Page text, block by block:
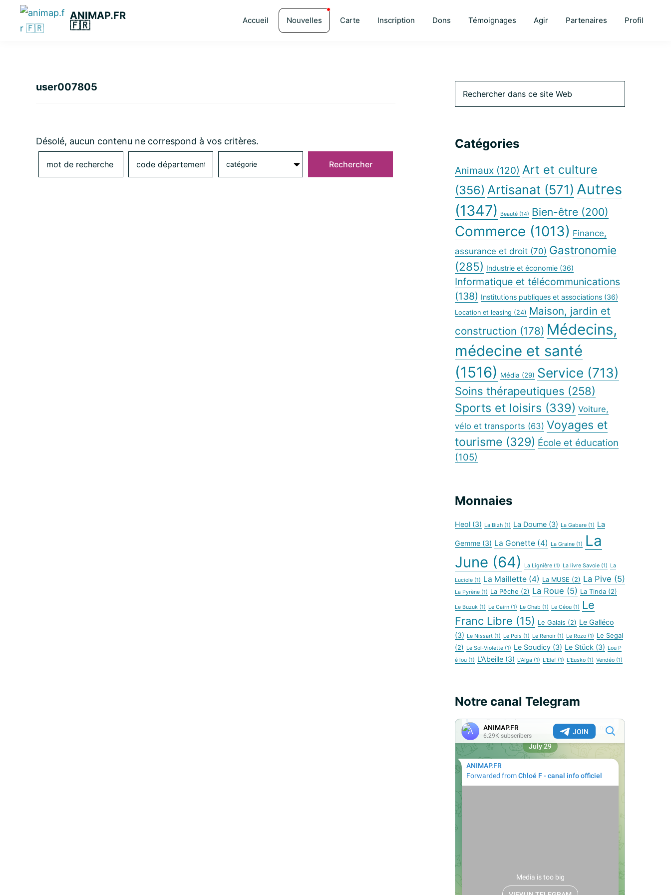
Passer
Passer
Passer
principale
ANIMAP.FR
🇫🇷
Accueil Nouvelles Carte Inscription Dons Témoignages Agir Partenaires Profil
user007805
Désolé, aucun contenu ne correspond à vos critères.
Barre
principale
dans
Catégories
Animaux (120) Art et culture
(356) Artisanat (571) Autres
(1347)
Beauté (14) Bien-être (200)
Commerce (1013) Finance,
assurance et droit (70) Gastronomie
(285) Industrie et économie (36)
Informatique et télécommunications
(138) Institutions publiques et associations (36)
Location et leasing (24) Maison, jardin et
construction (178) Médecins,
médecine et santé
(1516) Média (29) Service (713)
Soins thérapeutiques (258)
Sports et loisirs (339) Voiture,
vélo et transports (63) Voyages et
tourisme (329) École et éducation
(105)
Monnaies
Heol (3) La Bizh (1) La Doume (3) La Gabare (1) La
Gemme (3) La Gonette (4) La Graine (1)
La
June (64) La Lignière (1) La livre Savoie (1) La
Luciole (1) La Maillette (4) La MUSE (2) La Pive (5)
La Pyrène (1) La Pêche (2) La Roue (5) La Tinda (2)
Le Buzuk (1) Le Cairn (1) Le Chab (1) Le Céou (1)
Le
Franc Libre (15) Le Galais (2) Le Galléco
(3) Le Nissart (1) Le Pois (1) Le Renoir (1) Le Rozo (1) Le Segal
(2) Le Sol-Violette (1) Le Soudicy (3) Le Stück (3) Lou P
é lou (1) L’Abeille (3) L’Aïga (1) L’Elef (1) L’Eusko (1) Vendéo (1)
Notre canal Telegram